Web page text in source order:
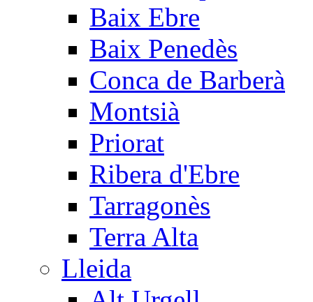
Baix Ebre
Baix Penedès
Conca de Barberà
Montsià
Priorat
Ribera d'Ebre
Tarragonès
Terra Alta
Lleida